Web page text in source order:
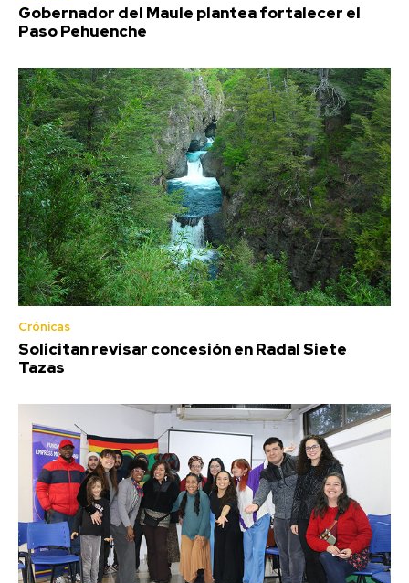
Gobernador del Maule plantea fortalecer el
Paso Pehuenche
Crónicas
Solicitan revisar concesión en Radal Siete
Tazas